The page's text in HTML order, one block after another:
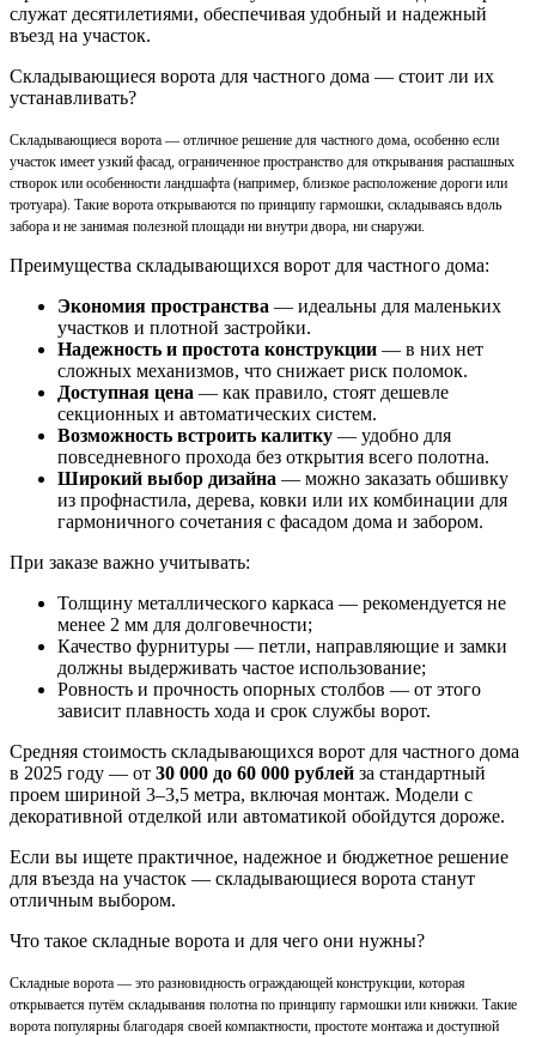
служат десятилетиями, обеспечивая удобный и надежный
въезд на участок.
Складывающиеся ворота для частного дома — стоит ли их
устанавливать?
Складывающиеся ворота — отличное решение для частного дома, особенно если
участок имеет узкий фасад, ограниченное пространство для открывания распашных
створок или особенности ландшафта (например, близкое расположение дороги или
тротуара). Такие ворота открываются по принципу гармошки, складываясь вдоль
забора и не занимая полезной площади ни внутри двора, ни снаружи.
Преимущества складывающихся ворот для частного дома:
Экономия пространства — идеальны для маленьких
участков и плотной застройки.
Надежность и простота конструкции — в них нет
сложных механизмов, что снижает риск поломок.
Доступная цена — как правило, стоят дешевле
секционных и автоматических систем.
Возможность встроить калитку — удобно для
повседневного прохода без открытия всего полотна.
Широкий выбор дизайна — можно заказать обшивку
из профнастила, дерева, ковки или их комбинации для
гармоничного сочетания с фасадом дома и забором.
При заказе важно учитывать:
Толщину металлического каркаса — рекомендуется не
менее 2 мм для долговечности;
Качество фурнитуры — петли, направляющие и замки
должны выдерживать частое использование;
Ровность и прочность опорных столбов — от этого
зависит плавность хода и срок службы ворот.
Средняя стоимость складывающихся ворот для частного дома
в 2025 году — от 30 000 до 60 000 рублей за стандартный
проем шириной 3–3,5 метра, включая монтаж. Модели с
декоративной отделкой или автоматикой обойдутся дороже.
Если вы ищете практичное, надежное и бюджетное решение
для въезда на участок — складывающиеся ворота станут
отличным выбором.
Что такое складные ворота и для чего они нужны?
Складные ворота — это разновидность ограждающей конструкции, которая
открывается путём складывания полотна по принципу гармошки или книжки. Такие
ворота популярны благодаря своей компактности, простоте монтажа и доступной